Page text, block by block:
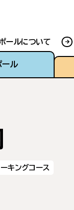
ールについて
ール
キングコース